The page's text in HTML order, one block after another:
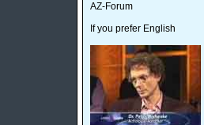
AZ-Forum
If you prefer English